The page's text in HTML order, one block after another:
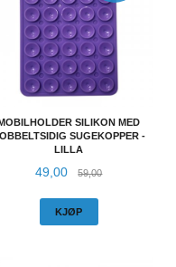
MOBILHOLDER SILIKON MED
SUGEKOPPER -
LILLA
Tilbud
49,00 59,00Rabatt
KJØP